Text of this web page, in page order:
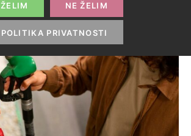
ŽELIM NE ŽELIM
POLITIKA PRIVATNOSTI